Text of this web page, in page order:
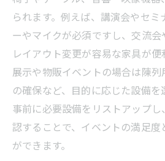
られます。例えば、講演会やセミ
ーやマイクが必須ですし、交流
レイアウト変更が容易な家具が
展示や物販イベントの場合は陳列
の確保など、目的に応じた設備を
事前に必要設備をリストアップ
認することで、イベントの満足度
ができます。